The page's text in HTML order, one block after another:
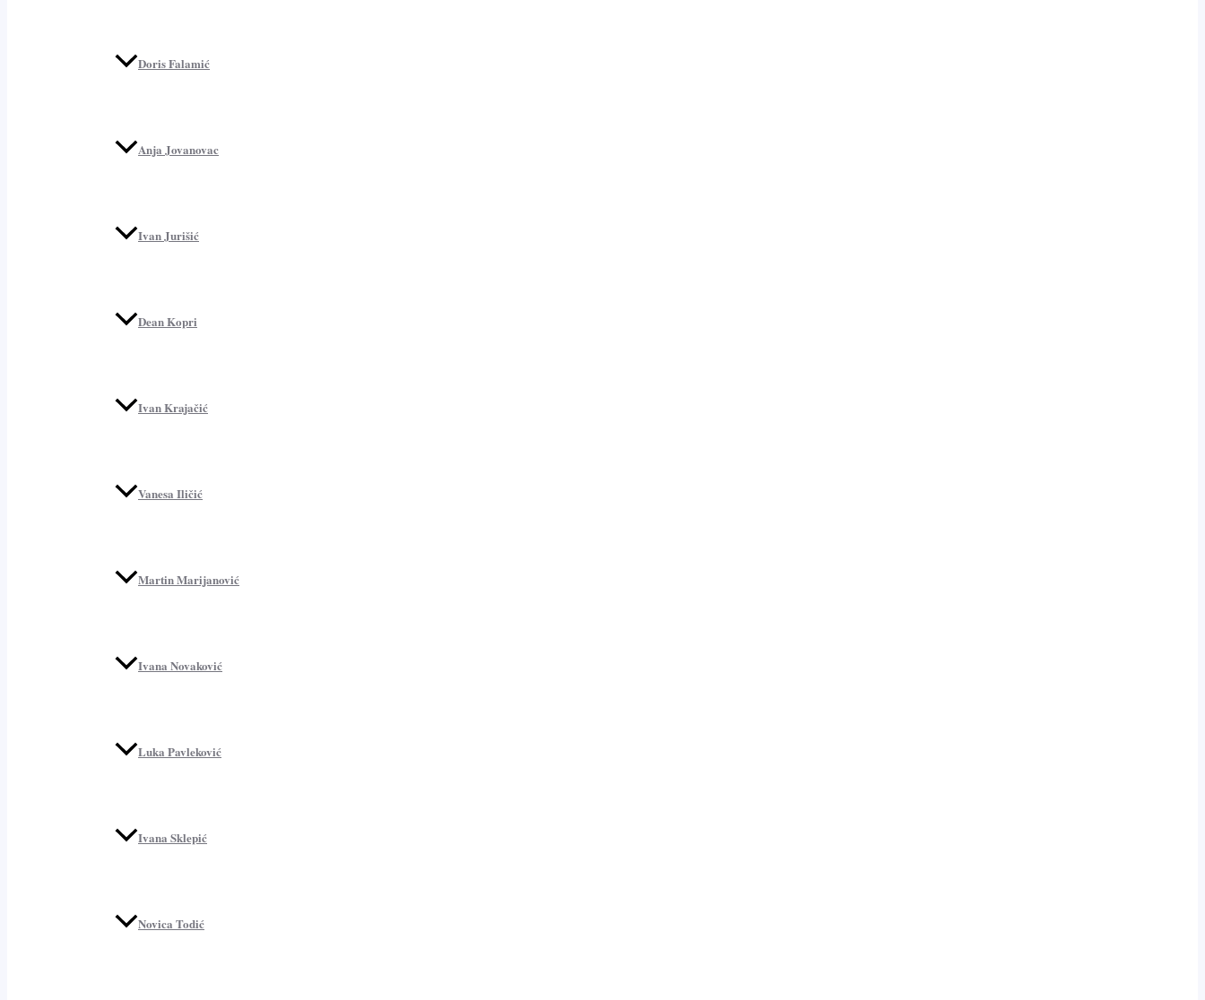
Doris Falamić
Anja Jovanovac
Ivan Jurišić
Dean Kopri
Ivan Krajačić
Vanesa Iličić
Martin Marijanović
Ivana Novaković
Luka Pavleković
Ivana Sklepić
Novica Todić